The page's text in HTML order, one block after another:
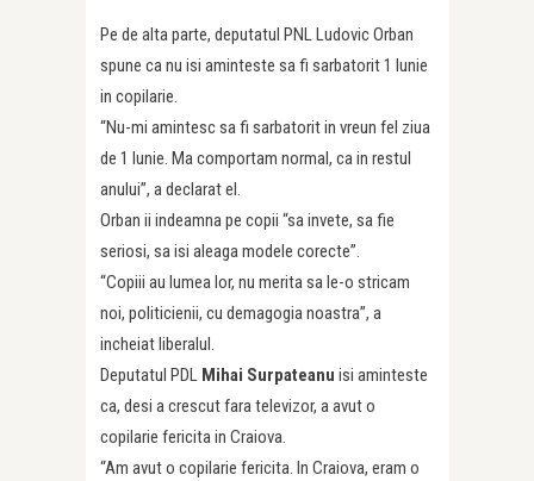
Pe de alta parte, deputatul PNL Ludovic Orban
spune ca nu isi aminteste sa fi sarbatorit 1 Iunie
in copilarie.
“Nu-mi amintesc sa fi sarbatorit in vreun fel ziua
de 1 Iunie. Ma comportam normal, ca in restul
anului”, a declarat el.
Orban ii indeamna pe copii “sa invete, sa fie
seriosi, sa isi aleaga modele corecte”.
“Copiii au lumea lor, nu merita sa le-o stricam
noi, politicienii, cu demagogia noastra”, a
incheiat liberalul.
Deputatul PDL Mihai Surpateanu isi aminteste
ca, desi a crescut fara televizor, a avut o
copilarie fericita in Craiova.
“Am avut o copilarie fericita. In Craiova, eram o